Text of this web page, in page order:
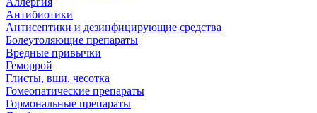
Антибиотики
Антисептики и дезинфицирующие средства
Болеутоляющие препараты
Вредные привычки
Геморрой
Глисты, вши, чесотка
Гомеопатические препараты
Гормональные препараты